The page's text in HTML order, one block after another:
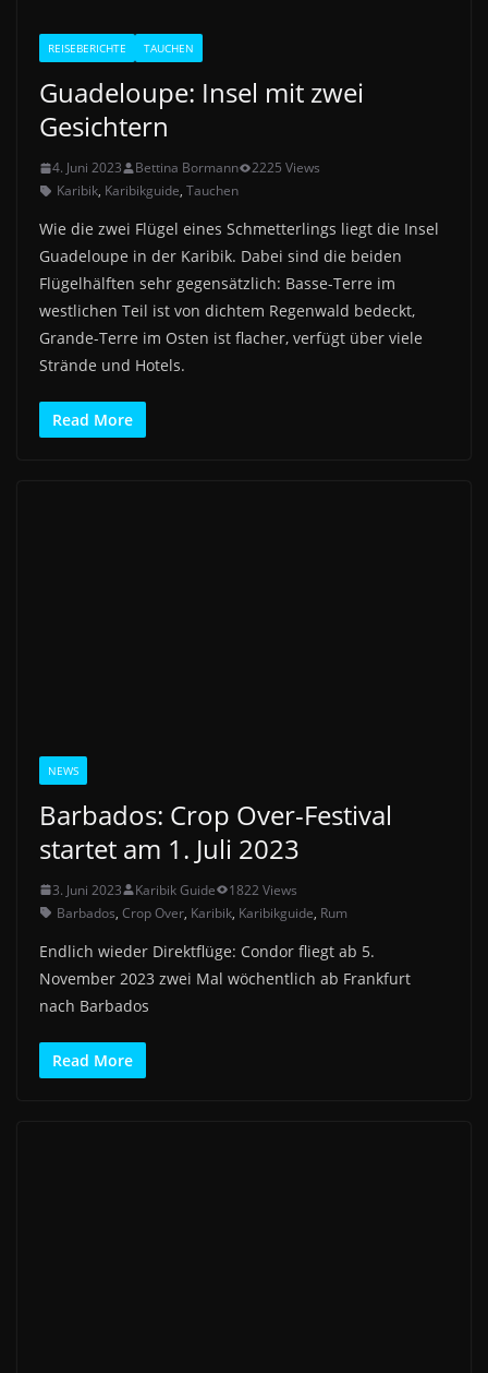
REISEBERICHTE TAUCHEN
Guadeloupe: Insel mit zwei
Gesichtern
4. Juni 2023 Bettina Bormann
2225 Views
Karibik, Karibikguide, Tauchen
Wie die zwei Flügel eines Schmetterlings liegt die Insel
Guadeloupe in der Karibik. Dabei sind die beiden
Flügelhälften sehr gegensätzlich: Basse-Terre im
westlichen Teil ist von dichtem Regenwald bedeckt,
Grande-Terre im Osten ist flacher, verfügt über viele
Strände und Hotels.
Read More
NEWS
Barbados: Crop Over-Festival
startet am 1. Juli 2023
3. Juni 2023 Karibik Guide
1822 Views
Barbados, Crop Over, Karibik, Karibikguide, Rum
Endlich wieder Direktflüge: Condor fliegt ab 5.
November 2023 zwei Mal wöchentlich ab Frankfurt
nach Barbados
Read More